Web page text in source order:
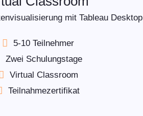
mit Tableau Desktop
5-10 Teilnehmer
Zwei Schulungstage
Virtual Classroom
Teilnahmezertifikat